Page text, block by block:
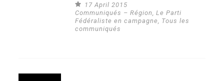
17 April 2015
Communiqués – Région ,Le Parti
Fédéraliste en campagne
Tous les
communiqués